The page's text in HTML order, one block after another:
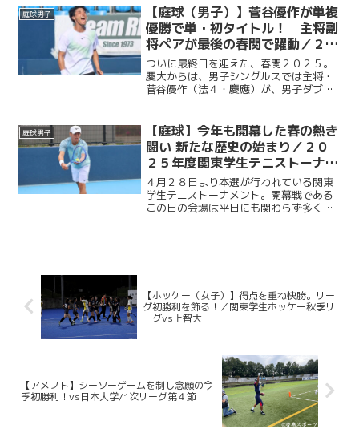
今回は女子部４年生である、主将・大橋
麗美華選手（総４・光明...
庭球男子
【庭球（男子）】菅谷優作が単複
優勝で単・初タイトル！ 主将副
将ペアが最後の春関で躍動／２０
２５年関東学生テニストーナメン
ト大会（春関）
ついに最終日を迎えた、春関２０２５。
慶大からは、男子シングルスでは主将・
菅谷優作（法４・慶應）が、男子ダブル
シングルス決勝は、菅谷の１セットダウ
ンからスタート。それでも...
庭球男子
【庭球】今年も開幕した春の熱き
闘い 新たな歴史の始まり／２０
２５年度関東学生テニストーナメ
ント
４月２８日より本選が行われている関東
学生テニストーナメント。開幕戦である
この日の会場は平日にも関わらず多くの
【ホッケー（女子）】得点を重ね快勝。リー
グ初勝利を飾る！／関東学生ホッケー秋季リ
ーグvs上智大
【アメフト】シーソーゲームを制し念願の今
季初勝利！vs日本大学/1次リーグ第４節